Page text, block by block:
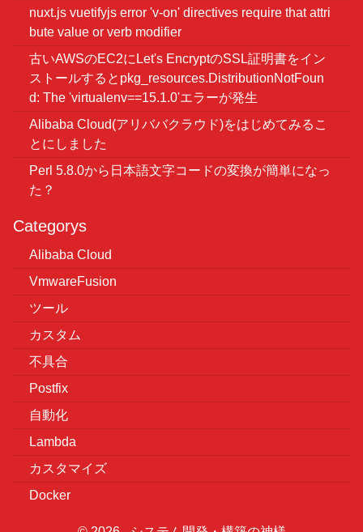
nuxt.js vuetifyjs error 'v-on' directives require that attri
bute value or verb modifier
古いAWSのEC2にLet's EncryptのSSL証明書をイン
ストールするとpkg_resources.DistributionNotFoun
d: The 'virtualenv==15.1.0'エラーが発生
Alibaba Cloud(アリババクラウド)をはじめてみるこ
とにしました
Perl 5.8.0から日本語文字コードの変換が簡単になっ
た？
Categorys
Alibaba Cloud
VmwareFusion
ツール
カスタム
不具合
Postfix
自動化
Lambda
カスタマイズ
Docker